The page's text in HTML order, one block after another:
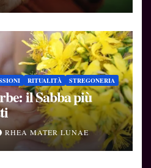
RITUALITÀ STREGONERIA
il Sabba più
RHEA MATER LUNAE